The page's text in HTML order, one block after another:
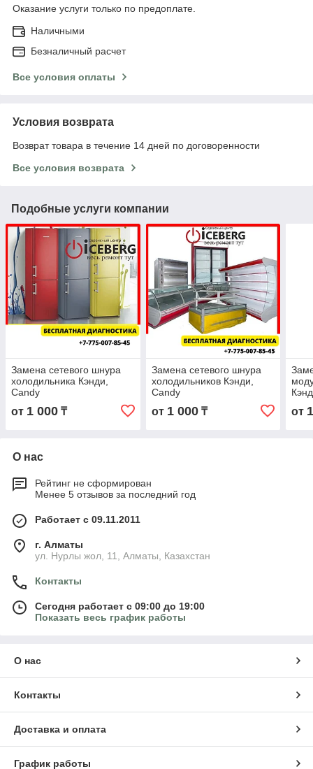
Оказание услуги только по предоплате.
Наличными
Безналичный расчет
Все условия оплаты
Условия возврата
Возврат товара в течение 14 дней по договоренности
Все условия возврата
Подобные услуги компании
Замена сетевого шнура
холодильника Кэнди,
Candy
от 1 000 ₸
Замена сетевого шнура
холодильников Кэнди,
Candy
от 1 000₸ от
О нас
Рейтинг не сформирован
Менее 5 отзывов за последний год
Работает с 09.11.2011
г. Алматы
ул. Нурлы жол, 11, Алматы, Казахстан
Контакты
Сегодня работает с 09:00 до 19:00
Показать весь график работы
О нас
Контакты
Доставка и оплата
График работы